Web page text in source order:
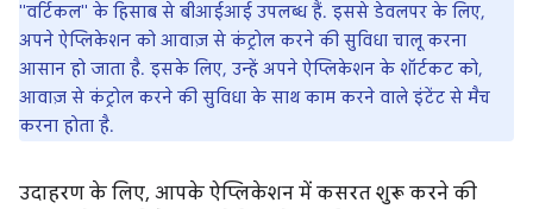
"वर्टिकल" के हिसाब से बीआईआई उपलब्ध हैं. इससे डेवलपर के लिए,
अपने ऐप्लिकेशन को आवाज़ से कंट्रोल करने की सुविधा चालू करना
आसान हो जाता है. इसके लिए, उन्हें अपने ऐप्लिकेशन के शॉर्टकट को,
आवाज़ से कंट्रोल करने की सुविधा के साथ काम करने वाले इंटेंट से मैच
करना होता है.
उदाहरण के लिए, आपके ऐप्लिकेशन में कसरत शुरू करने की